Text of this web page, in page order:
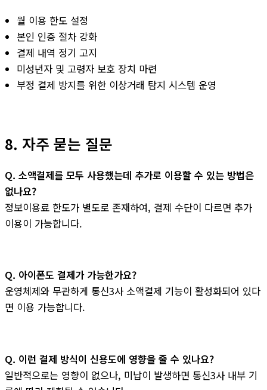
월 이용 한도 설정
본인 인증 절차 강화
결제 내역 정기 고지
미성년자 및 고령자 보호 장치 마련
부정 결제 방지를 위한 이상거래 탐지 시스템 운영
8. 자주 묻는 질문
Q. 소액결제를 모두 사용했는데 추가로 이용할 수 있는 방법은
없나요?
정보이용료 한도가 별도로 존재하여, 결제 수단이 다르면 추가
이용이 가능합니다.
Q. 아이폰도 결제가 가능한가요?
운영체제와 무관하게 통신3사 소액결제 기능이 활성화되어 있다
면 이용 가능합니다.
Q. 이런 결제 방식이 신용도에 영향을 줄 수 있나요?
일반적으로는 영향이 없으나, 미납이 발생하면 통신3사 내부 기